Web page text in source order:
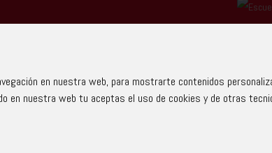
en nuestra web, para mostrarte contenidos
en nuestra web tu aceptas el uso de cookies y de otras
al Programa Operativo FEDER de Andalucía
de COVID-19 (REACT-UE), para compensar el
especialmente afectados por el incremento